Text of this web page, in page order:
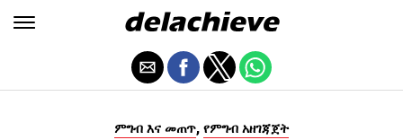
ምግብ እና መጠጥ, የምግብ አዘገጃጀት